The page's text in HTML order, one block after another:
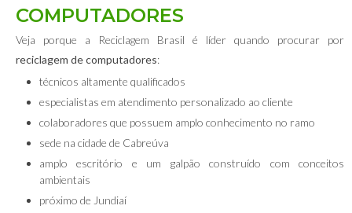
COMPUTADORES
Veja porque a Reciclagem Brasil é líder quando procurar por
reciclagem de computadores:
técnicos altamente qualificados
especialistas em atendimento personalizado ao cliente
colaboradores que possuem amplo conhecimento no ramo
sede na cidade de Cabreúva
amplo escritório e um galpão construído com conceitos
ambientais
próximo de Jundiaí